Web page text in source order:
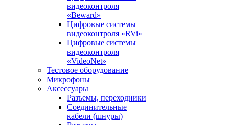
видеоконтроля
«Beward»
Цифровые системы
видеоконтроля «RVi»
Цифровые системы
видеоконтроля
«VideoNet»
Тестовое оборудование
Микрофоны
Аксессуары
Разъемы, переходники
Соединительные
кабели (шнуры)